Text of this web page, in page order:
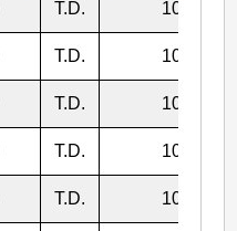
T.D. 1004
T.D. 1002
T.D. 1002
T.D. 1002
T.D. 1004